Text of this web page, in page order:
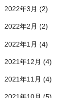
2022年3月 (2)
2022年2月 (2)
2022年1月 (4)
2021年12月 (4)
2021年11月 (4)